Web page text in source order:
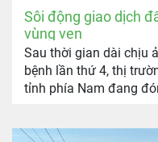
Sôi động giao dịch
vùng ven
Sau thời gian dài chịu
bệnh lần thứ 4, thị
tỉnh phía Nam đang